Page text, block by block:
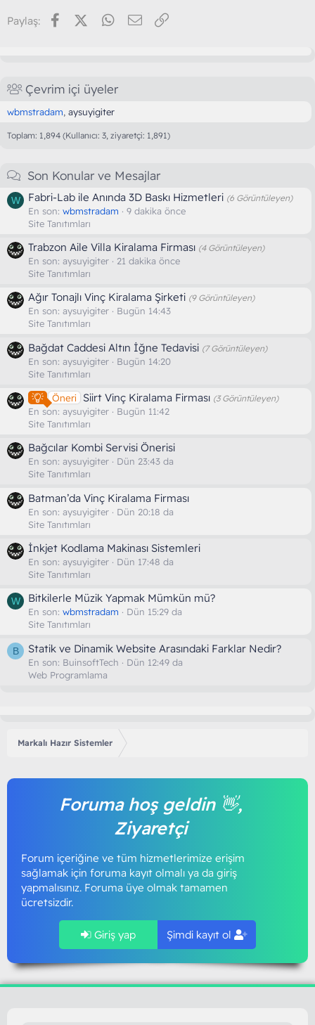
Paylaş: FacebookX (Twitter)WhatsApp
E-posta
Çevrim içi üyeler
wbmstradam aysuyigiter
Toplam: 1,894 (Kullanıcı: 3, ziyaretçi: 1,891)
Son Konular ve Mesajlar
W Fabri-Lab ile Anında 3D Baskı Hizmetleri (6 Görüntüleyen)
En son: wbmstradam
9 dakika önce
Site Tanıtımları
Trabzon Aile Villa Kiralama Firması (4 Görüntüleyen)
En son: aysuyigiter
21 dakika önce
Site Tanıtımları
Ağır Tonajlı Vinç Kiralama Şirketi (9 Görüntüleyen)
En son: aysuyigiter
Bugün 14:43
Site Tanıtımları
Bağdat Caddesi Altın İğne Tedavisi (7 Görüntüleyen)
En son: aysuyigiter
Bugün 14:20
Site Tanıtımları
Öneri Siirt Vinç Kiralama Firması (3 Görüntüleyen)
En son: aysuyigiter
Bugün 11:42
Site Tanıtımları
Bağcılar Kombi Servisi Önerisi
En son: aysuyigiter
Dün 23:43 da
Site Tanıtımları
Batman’da Vinç Kiralama Firması
En son: aysuyigiter
Dün 20:18 da
Site Tanıtımları
İnkjet Kodlama Makinası Sistemleri
En son: aysuyigiter
Dün 17:48 da
Site Tanıtımları
W Bitkilerle Müzik Yapmak Mümkün mü?
En son: wbmstradam
Dün 15:29 da
Site Tanıtımları
B Statik ve Dinamik Website Arasındaki Farklar Nedir?
En son: BuinsoftTech
Dün 12:49 da
Web Programlama
Markalı Hazır Sistemler
Foruma hoş geldin 👋,
Ziyaretçi
Forum içeriğine ve tüm hizmetlerimize erişim
sağlamak için foruma kayıt olmalı ya da giriş
yapmalısınız. Foruma üye olmak tamamen
ücretsizdir.
Giriş yap Şimdi kayıt ol